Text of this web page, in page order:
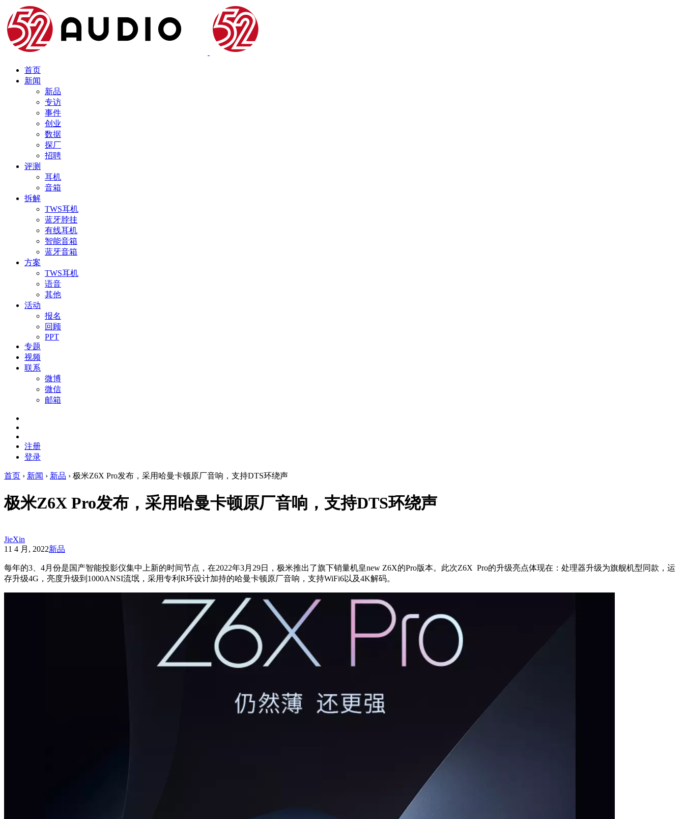
首页
新闻
新品
专访
事件
创业
数据
探厂
招聘
评测
耳机
音箱
拆解
TWS耳机
蓝牙脖挂
有线耳机
智能音箱
蓝牙音箱
方案
TWS耳机
语音
其他
活动
报名
回顾
PPT
专题
视频
联系
微博
微信
邮箱
注册
登录
首页 › 新闻 › 新品 › 极米Z6X Pro发布，采用哈曼卡顿原厂音响，支持DTS环绕声
极米Z6X Pro发布，采用哈曼卡顿原厂音响，支持DTS环绕声
JieXin
11 4 月, 2022新品
每年的3、4月份是国产智能投影仪集中上新的时间节点，在2022年3月29日，极米推出了旗下销量机皇new Z6X的Pro版本。此次Z6X Pro的升级亮点体现在：处理器升级为旗舰机型同款，运
存升级4G，亮度升级到1000ANSI流氓，采用专利R环设计加持的哈曼卡顿原厂音响，支持WiFi6以及4K解码。